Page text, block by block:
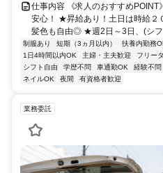
仕事内容 《求人のおすすめ
安心！ ★昇給あり！土日は時給
髪色も自由◎ ★週2日～3日、(シフ
制服あり 短期（3ヵ月以内） 扶養内勤務
1日4時間以内OK
主婦・主夫歓迎 フリー
シフト自由
学歴不問 車通勤OK 経験不問
ネイルOK
夜間 有資格者歓迎
業務委託